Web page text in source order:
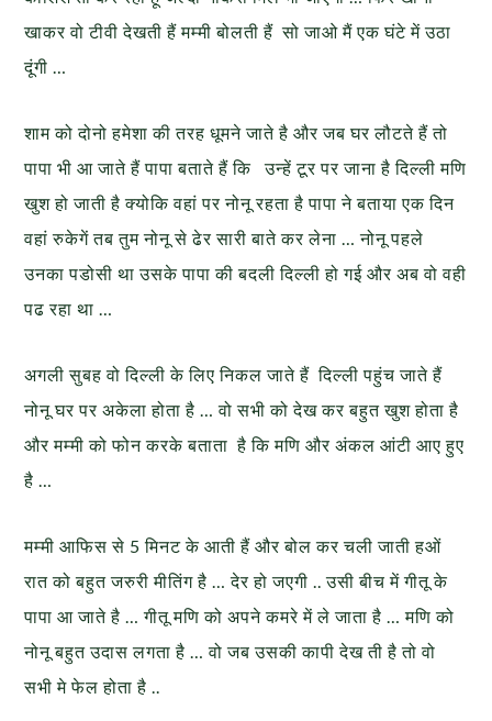
खाकर वो टीवी देखती हैं मम्मी बोलती हैं सो जाओ मैं एक घंटे में उठा
दूंगी …
शाम को दोनो हमेशा की तरह धूमने जाते है और जब घर लौटते हैं तो
पापा भी आ जाते हैं पापा बताते हैं कि उन्हें टूर पर जाना है दिल्ली मणि
खुश हो जाती है क्योकि वहां पर नोनू रहता है पापा ने बताया एक दिन
वहां रुकेगें तब तुम नोनू से ढेर सारी बाते कर लेना … नोनू पहले
उनका पडोसी था उसके पापा की बदली दिल्ली हो गई और अब वो वही
पढ रहा था …
अगली सुबह वो दिल्ली के लिए निकल जाते हैं दिल्ली पहुंच जाते हैं
नोनू घर पर अकेला होता है … वो सभी को देख कर बहुत खुश होता है
और मम्मी को फोन करके बताता है कि मणि और अंकल आंटी आए हुए
है …
मम्मी आफिस से 5 मिनट के आती हैं और बोल कर चली जाती हओं
रात को बहुत जरुरी मीतिंग है … देर हो जएगी .. उसी बीच में गीतू के
पापा आ जाते है … गीतू मणि को अपने कमरे में ले जाता है … मणि को
नोनू बहुत उदास लगता है … वो जब उसकी कापी देख ती है तो वो
सभी मे फेल होता है ..